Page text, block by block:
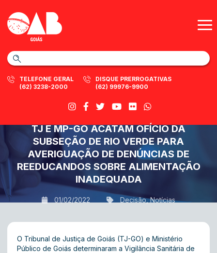
TELEFONE GERAL
(62) 3238-2000
DISQUE PRERROGATIVAS
(62) 99976-9900
TJ E MP-GO ACATAM OFÍCIO DA
SUBSEÇÃO DE RIO VERDE PARA
AVERIGUAÇÃO DE DENÚNCIAS DE
REEDUCANDOS SOBRE ALIMENTAÇÃO
INADEQUADA
01/02/2022 Decisão,Notícias
O Tribunal de Justiça de Goiás (TJ-GO) e Ministério
Público de Goiás determinaram a Vigilância Sanitária de